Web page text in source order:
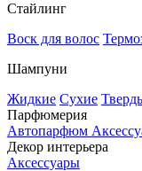
Стайлинг
Воск для волос
Шампуни
Жидкие Сухие
Парфюмерия
Автопарфюм
Декор интерьера
Аксессуары